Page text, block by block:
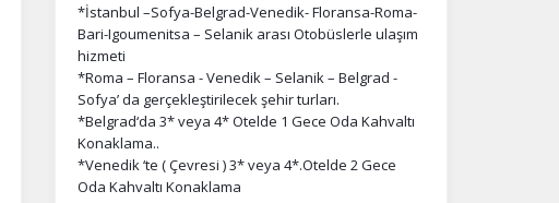
*İstanbul –Sofya-Belgrad-Venedik- Floransa-Roma-
Bari-Igoumenitsa – Selanik arası Otobüslerle ulaşım
hizmeti
*Roma – Floransa - Venedik – Selanik – Belgrad -
Sofya’ da gerçekleştirilecek şehir turları.
*Belgrad‘da 3* veya 4* Otelde 1 Gece Oda Kahvaltı
Konaklama..
*Venedik ‘te ( Çevresi ) 3* veya 4*.Otelde 2 Gece
Oda Kahvaltı Konaklama